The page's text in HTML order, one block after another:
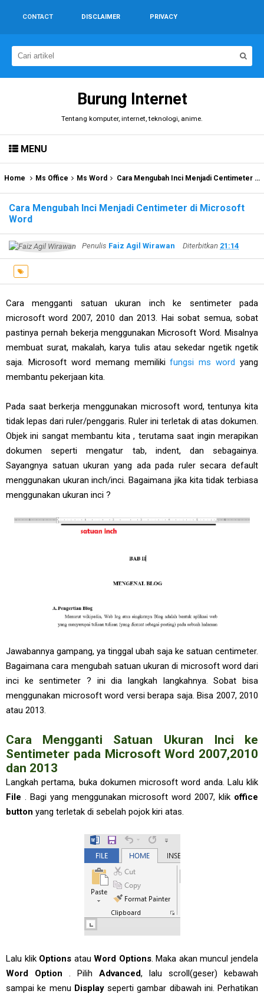
CONTACT DISCLAIMER PRIVACY
Burung Internet
Tentang komputer, internet, teknologi, anime.
MENU
Home Ms Office Ms Word Cara Mengubah Inci Menjadi Centimeter di Microsoft Word
Cara Mengubah Inci Menjadi Centimeter di Microsoft
Word
Penulis Faiz Agil Wirawan Diterbitkan 21:14
Cara mengganti satuan ukuran inch ke sentimeter pada
microsoft word 2007, 2010 dan 2013. Hai sobat semua, sobat
pastinya pernah bekerja menggunakan Microsoft Word. Misalnya
membuat surat, makalah, karya tulis atau sekedar ngetik ngetik
saja. Microsoft word memang memilikifungsi ms word yang
membantu pekerjaan kita.
Pada saat berkerja menggunakan microsoft word, tentunya kita
tidak lepas dari ruler/penggaris. Ruler ini terletak di atas dokumen.
Objek ini sangat membantu kita , terutama saat ingin merapikan
dokumen seperti mengatur tab, indent, dan sebagainya.
Sayangnya satuan ukuran yang ada pada ruler secara default
menggunakan ukuran inch/inci. Bagaimana jika kita tidak terbiasa
menggunakan ukuran inci ?
Jawabannya gampang, ya tinggal ubah saja ke satuan centimeter.
Bagaimana cara mengubah satuan ukuran di microsoft word dari
inci ke sentimeter ? ini dia langkah langkahnya. Sobat bisa
menggunakan microsoft word versi berapa saja. Bisa 2007, 2010
atau 2013.
Cara Mengganti Satuan Ukuran Inci ke
Sentimeter pada Microsoft Word 2007,2010
dan 2013
Langkah pertama, buka dokumen microsoft word anda. Lalu klik
File . Bagi yang menggunakan microsoft word 2007, klik office
button yang terletak di sebelah pojok kiri atas.
Lalu klik Options atau Word Options. Maka akan muncul jendela
Word Option . Pilih Advanced, lalu scroll(geser) kebawah
sampai ke menu Display seperti gambar dibawah ini. Perhatikan